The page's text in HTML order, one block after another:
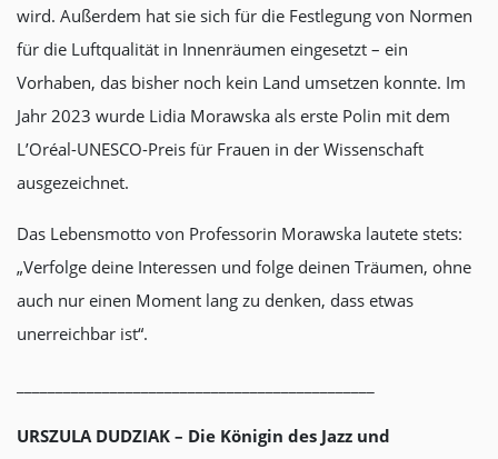
wird. Außerdem hat sie sich für die Festlegung von Normen
für die Luftqualität in Innenräumen eingesetzt – ein
Vorhaben, das bisher noch kein Land umsetzen konnte. Im
Jahr 2023 wurde Lidia Morawska als erste Polin mit dem
L’Oréal-UNESCO-Preis für Frauen in der Wissenschaft
ausgezeichnet.
Das Lebensmotto von Professorin Morawska lautete stets:
„Verfolge deine Interessen und folge deinen Träumen, ohne
auch nur einen Moment lang zu denken, dass etwas
unerreichbar ist“.
URSZULA DUDZIAK – Die Königin des Jazz und